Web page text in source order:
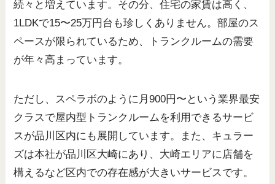
続々と増えています。その分、住宅の家賃は高く、
1LDKで15〜25万円台も珍しくありません。部屋のス
ペースが限られているため、トランクルームの需要
が年々高まっています。
ただし、スペラボのように月900円〜という業界最安
クラスで屋内型トランクルームを利用できるサービ
スが品川区内にも展開しています。また、キュラー
ズは本社が品川区大崎にあり、大崎エリアに店舗を
構えるなど区内での存在感が大きいサービスです。